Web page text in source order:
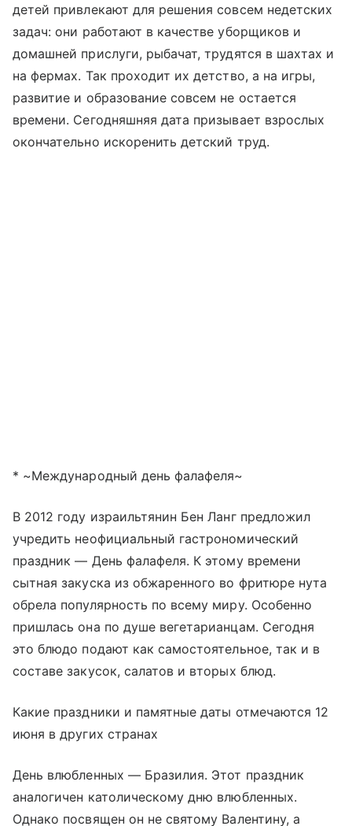
детей привлекают для решения совсем недетских
задач: они работают в качестве уборщиков и
домашней прислуги, рыбачат, трудятся в шахтах и
на фермах. Так проходит их детство, а на игры,
развитие и образование совсем не остается
времени. Сегодняшняя дата призывает взрослых
окончательно искоренить детский труд.
* ~Международный день фалафеля~
В 2012 году израильтянин Бен Ланг предложил
учредить неофициальный гастрономический
праздник — День фалафеля. К этому времени
сытная закуска из обжаренного во фритюре нута
обрела популярность по всему миру. Особенно
пришлась она по душе вегетарианцам. Сегодня
это блюдо подают как самостоятельное, так и в
составе закусок, салатов и вторых блюд.
Какие праздники и памятные даты отмечаются 12
июня в других странах
День влюбленных — Бразилия. Этот праздник
аналогичен католическому дню влюбленных.
Однако посвящен он не святому Валентину, а